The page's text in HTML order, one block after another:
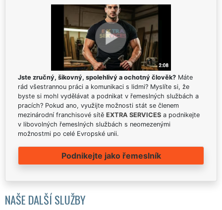
Jste zručný, šikovný, spolehlivý a ochotný člověk? Máte
rád všestrannou práci a komunikaci s lidmi? Myslíte si, že
byste si mohl vydělávat a podnikat v řemeslných službách a
pracích? Pokud ano, využijte možnosti stát se členem
mezinárodní franchisové sítě EXTRA SERVICES a podnikejte
v libovolných řemeslných službách s neomezenými
možnostmi po celé Evropské unii.
Podnikejte jako řemeslník
NAŠE DALŠÍ SLUŽBY